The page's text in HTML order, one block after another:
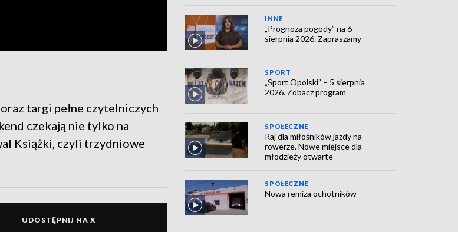
targi pełne czytelniczych
czekają nie tylko na
Książki, czyli trzydniowe
UDOSTĘPNIJ NA X
INNE
„Prognoza pogody” na 6
sierpnia 2026. Zapraszamy
SPORT
„Sport Opolski” – 5 sierpnia
2026. Zobacz program
SPOŁECZNE
Raj dla miłośników jazdy na
rowerze. Nowe miejsce dla
młodzieży otwarte
SPOŁECZNE
Nowa remiza ochotników